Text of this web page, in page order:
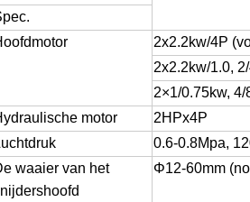
2x2.2kw/4P
2x2.2kw/1.0,
2×1/0.75kw,
motor
2HPx4P
0.6-0.8Mpa,
waaier van het
Φ12-60mm